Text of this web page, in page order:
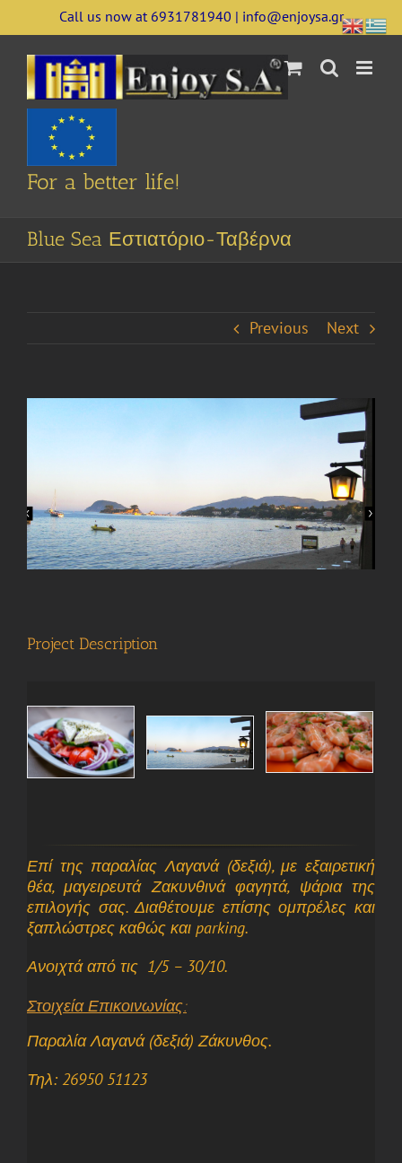
to
content
Call us now at 6931781940 | info@enjoysa.gr
For a better life!
Blue Sea Εστιατόριο-Ταβέρνα
Previous Next
Larger
Project Description
Επί της παραλίας Λαγανά (δεξιά), με εξαιρετική
θέα, μαγειρευτά Ζακυνθινά φαγητά, ψάρια της
επιλογής σας. Διαθέτουμε επίσης ομπρέλες και
ξαπλώστρες καθώς και parking.
Ανοιχτά από τις 1/5 – 30/10.
Στοιχεία Επικοινωνίας:
Παραλία Λαγανά (δεξιά) Ζάκυνθος.
Τηλ: 26950 51123